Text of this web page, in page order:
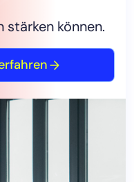
und
reduzieren,
und die
stärken können.